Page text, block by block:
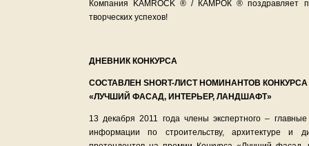
Компания KAMROCK ® / КАМРОК ® поздравляет
творческих успехов!
ДНЕВНИК КОНКУРСА
СОСТАВЛЕН SHORT-ЛИСТ НОМИНАНТОВ КОНКУРСА
«ЛУЧШИЙ ФАСАД, ИНТЕРЬЕР, ЛАНДШАФТ»
13 декабря 2011 года члены экспертного –
информации по строительству, архитектуре и